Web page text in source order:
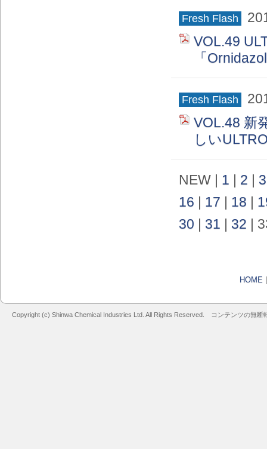
Fresh Flash
VOL.49
「
Fresh Flash
VOL.48 新
しい
NEW | 1 2 3
16
17 18
30
31 32 |
HOME
Copyright (c) Shinwa Chemical Industries Ltd. All Rights Reserved. コンテンツの無断